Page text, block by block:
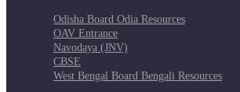
Odisha Board Odia Resources
OAV Entrance
Navodaya (JNV)
CBSE
West Bengal Board Bengali Resources